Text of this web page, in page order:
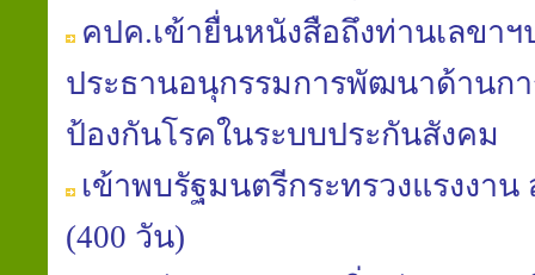
คปค.เข้ายื่นหนังสือถึงท่านเลขา
ประธานอนุกรรมการพัฒนาด้านก
ป้องกันโรคในระบบประกันสังคม
เข้าพบรัฐมนตรีกระทรวงแรงงา
(400 วัน)